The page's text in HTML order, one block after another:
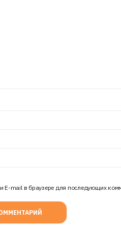
E-mail в браузере для последующих